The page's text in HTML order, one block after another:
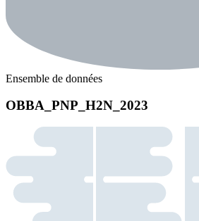
Ensemble de données
OBBA_PNP_H2N_2023